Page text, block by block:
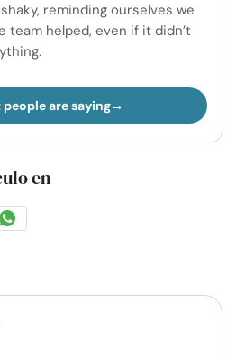
reminding ourselves we
team helped, even if it didn’t
people are saying
en
Compartir